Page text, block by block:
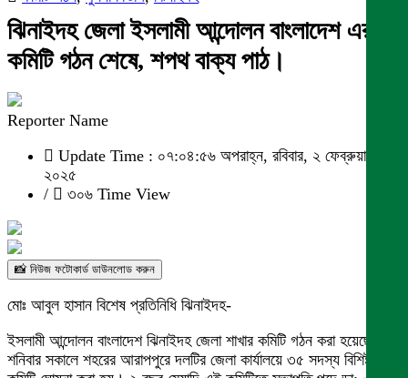
ঝিনাইদহ জেলা ইসলামী আন্দোলন বাংলাদেশ এর
কমিটি গঠন শেষে, শপথ বাক্য পাঠ।
Reporter Name
Update Time : ০৭:০৪:৫৬ অপরাহ্ন, রবিবার, ২ ফেব্রুয়ারী
২০২৫
/
৩০৬ Time View
📸 নিউজ ফটোকার্ড ডাউনলোড করুন
মোঃ আবুল হাসান বিশেষ প্রতিনিধি ঝিনাইদহ-
ইসলামী আন্দোলন বাংলাদেশ ঝিনাইদহ জেলা শাখার কমিটি গঠন করা হয়েছে।
শনিবার সকালে শহরের আরাপপুরে দলটির জেলা কার্যালয়ে ৩৫ সদস্য বিশিষ্ট এই